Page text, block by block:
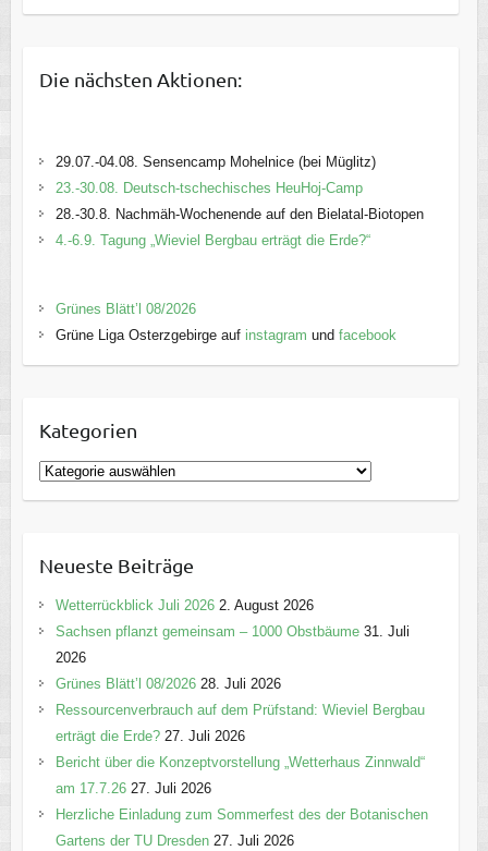
Die nächsten Aktionen:
29.07.-04.08. Sensencamp Mohelnice (bei Müglitz)
23.-30.08. Deutsch-tschechisches HeuHoj-Camp
28.-30.8. Nachmäh-Wochenende auf den Bielatal-Biotopen
4.-6.9. Tagung „Wieviel Bergbau erträgt die Erde?“
Grünes Blätt’l 08/2026
Grüne Liga Osterzgebirge auf instagram und facebook
Kategorien
K
a
g
o
r
e
n
Neueste Beiträge
Wetterrückblick Juli 2026 2. August 2026
Sachsen pflanzt gemeinsam – 1000 Obstbäume 31. Juli
2026
Grünes Blätt’l 08/2026 28. Juli 2026
Ressourcenverbrauch auf dem Prüfstand: Wieviel Bergbau
erträgt die Erde? 27. Juli 2026
Bericht über die Konzeptvorstellung „Wetterhaus Zinnwald“
am 17.7.26 27. Juli 2026
Herzliche Einladung zum Sommerfest des der Botanischen
Gartens der TU Dresden 27. Juli 2026